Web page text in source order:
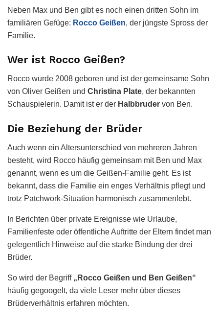
Neben Max und Ben gibt es noch einen dritten Sohn im
familiären Gefüge: Rocco Geißen, der jüngste Spross der
Familie.
Wer ist Rocco Geißen?
Rocco wurde 2008 geboren und ist der gemeinsame Sohn
von Oliver Geißen und Christina Plate, der bekannten
Schauspielerin. Damit ist er der Halbbruder von Ben.
Die Beziehung der Brüder
Auch wenn ein Altersunterschied von mehreren Jahren
besteht, wird Rocco häufig gemeinsam mit Ben und Max
genannt, wenn es um die Geißen-Familie geht. Es ist
bekannt, dass die Familie ein enges Verhältnis pflegt und
trotz Patchwork-Situation harmonisch zusammenlebt.
In Berichten über private Ereignisse wie Urlaube,
Familienfeste oder öffentliche Auftritte der Eltern findet man
gelegentlich Hinweise auf die starke Bindung der drei
Brüder.
So wird der Begriff „Rocco Geißen und Ben Geißen“
häufig gegoogelt, da viele Leser mehr über dieses
Brüderverhältnis erfahren möchten.